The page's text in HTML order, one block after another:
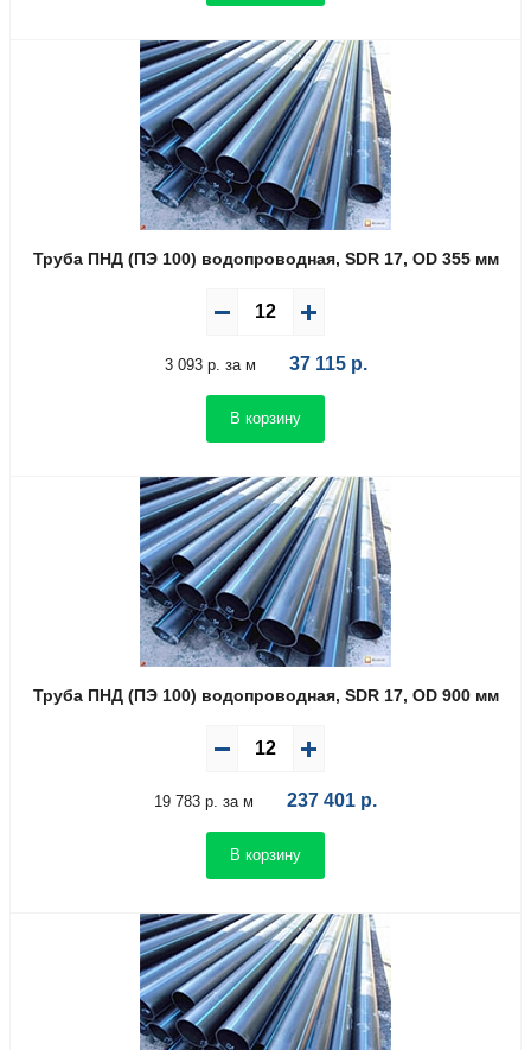
Труба ПНД (ПЭ 100) водопроводная, SDR 17, OD 355 мм
3 093 р. за м 37 115р.
В корзину
Труба ПНД (ПЭ 100) водопроводная, SDR 17, OD 900 мм
19 783 р. за м 237 401 р.
В корзину